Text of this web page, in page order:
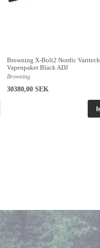
Browning X-Bolt2 Nordic Varitech
Vapenpaket Black ADJ
Browning
30380,00 SEK